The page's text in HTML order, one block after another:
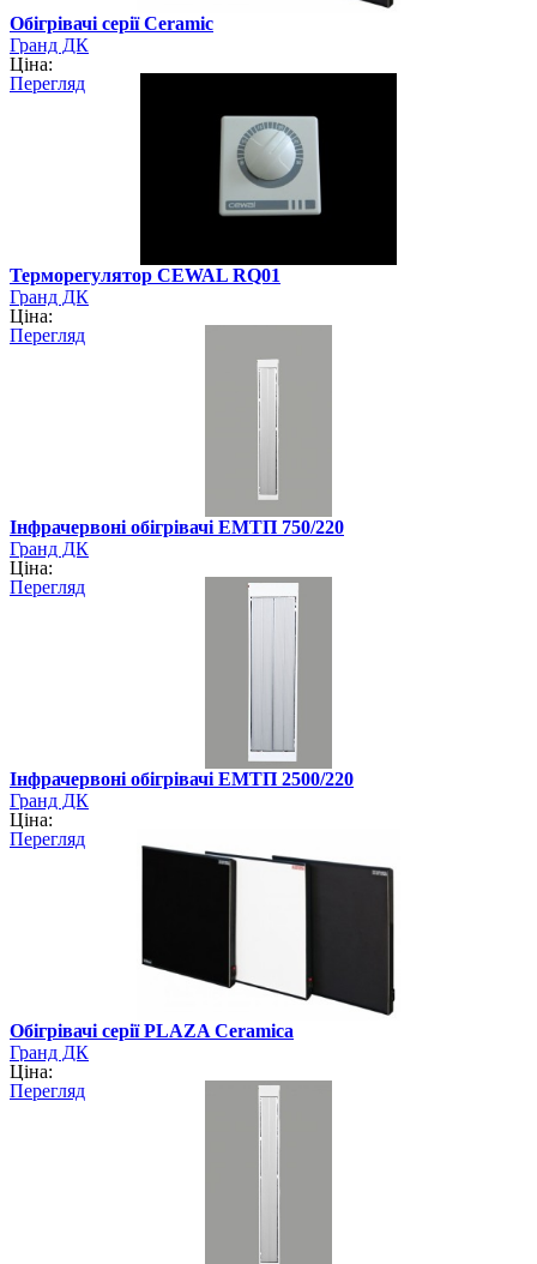
Обігрівачі серії Ceramic
Гранд ДК
Ціна:
Перегляд
Терморегулятор CEWAL RQ01
Гранд ДК
Ціна:
Перегляд
Інфрачервоні обігрівачі ЕМТП 750/220
Гранд ДК
Ціна:
Перегляд
Інфрачервоні обігрівачі ЕМТП 2500/220
Гранд ДК
Ціна:
Перегляд
Обігрівачі серії PLAZA Ceramica
Гранд ДК
Ціна:
Перегляд